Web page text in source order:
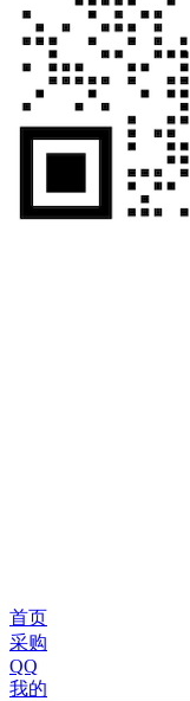
首页
采购
QQ
我的